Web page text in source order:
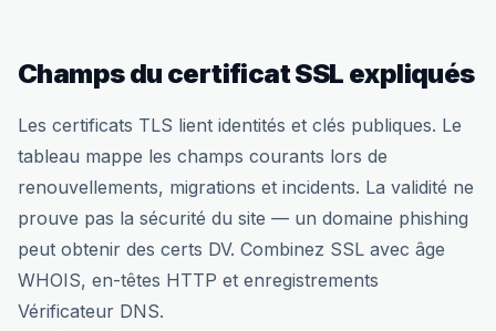
Champs du certificat SSL expliqués
Les certificats TLS lient identités et clés publiques. Le
tableau mappe les champs courants lors de
renouvellements, migrations et incidents. La validité ne
prouve pas la sécurité du site — un domaine phishing
peut obtenir des certs DV. Combinez SSL avec âge
WHOIS, en-têtes HTTP et enregistrements
Vérificateur DNS.